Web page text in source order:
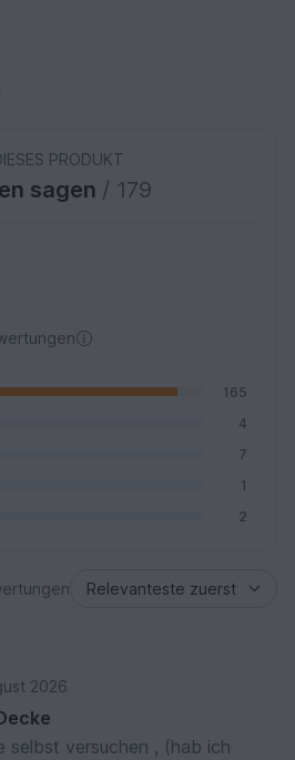
PRODUKT
sagen / 179
165
4
7
1
2
2026
selbst versuchen , (hab ich